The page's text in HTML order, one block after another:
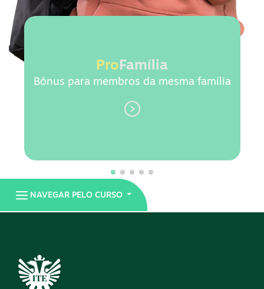
ProFamília
Bônus para membros da mesma família
NAVEGAR PELO CURSO